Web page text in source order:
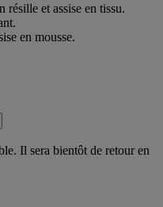
résille et assise en tissu.
en mousse.
Il sera bientôt de retour en